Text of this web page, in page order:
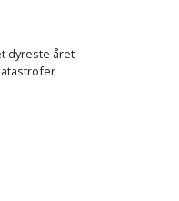
dyreste året